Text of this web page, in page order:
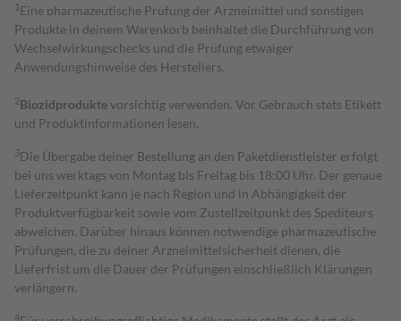
1 Eine pharmazeutische Prüfung der Arzneimittel und sonstigen
Produkte in deinem Warenkorb beinhaltet die Durchführung von
Wechselwirkungschecks und die Prüfung etwaiger
Anwendungshinweise des Herstellers.
2Biozidproduktevorsichtig verwenden. Vor Gebrauch stets Etikett
und Produktinformationen lesen.
3Die Übergabe deiner Bestellung an den Paketdienstleister erfolgt
bei uns werktags von Montag bis Freitag bis 18:00 Uhr. Der genaue
Lieferzeitpunkt kann je nach Region und in Abhängigkeit der
Produktverfügbarkeit sowie vom Zustellzeitpunkt des Spediteurs
abweichen. Darüber hinaus können notwendige pharmazeutische
Prüfungen, die zu deiner Arzneimittelsicherheit dienen, die
Lieferfrist um die Dauer der Prüfungen einschließlich Klärungen
verlängern.
4